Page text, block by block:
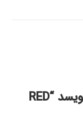
اولین کسی باشید که دیدگاهی می نویسد “RED